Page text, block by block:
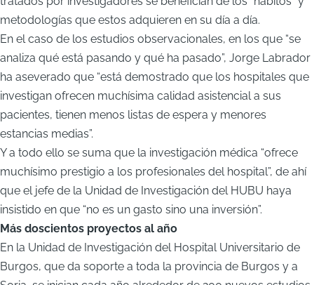
metodologías que estos adquieren en su día a día.
En el caso de los estudios observacionales, en los que “se
analiza qué está pasando y qué ha pasado”, Jorge Labrador
ha aseverado que “está demostrado que los hospitales que
investigan ofrecen muchísima calidad asistencial a sus
pacientes, tienen menos listas de espera y menores
estancias medias”.
Y a todo ello se suma que la investigación médica “ofrece
muchísimo prestigio a los profesionales del hospital”, de ahí
que el jefe de la Unidad de Investigación del HUBU haya
insistido en que “no es un gasto sino una inversión”.
Más doscientos proyectos al año
En la Unidad de Investigación del Hospital Universitario de
Burgos, que da soporte a toda la provincia de Burgos y a